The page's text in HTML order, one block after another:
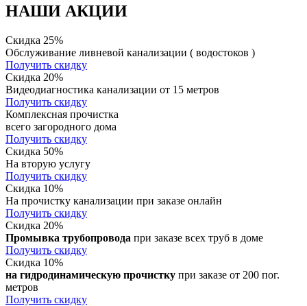
НАШИ АКЦИИ
Скидка 25%
Обслуживание ливневой канализации ( водостоков )
Получить скидку
Скидка 20%
Видеодиагностика канализации от 15 метров
Получить скидку
Комплексная прочистка
всего загородного дома
Получить скидку
Скидка 50%
На вторую услугу
Получить скидку
Скидка 10%
На прочистку канализации при заказе онлайн
Получить скидку
Скидка 20%
Промывка трубопровода при заказе всех труб в доме
Получить скидку
Скидка 10%
на гидродинамическую прочистку при заказе от 200 пог.
метров
Получить скидку